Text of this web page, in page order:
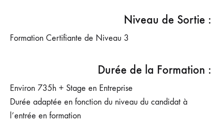
Niveau de Sortie :
Formation Certifiante de Niveau 3
Durée de la Formation :
Environ 735h + Stage en Entreprise
Durée adaptée en fonction du niveau du candidat à
l’entrée en formation